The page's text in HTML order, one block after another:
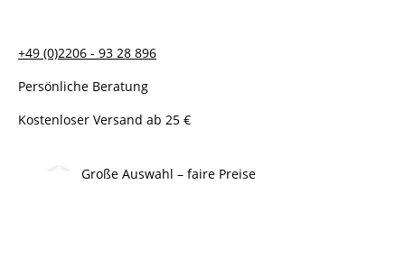
+49 (0)2206 - 93 28 896
Persönliche Beratung
Kostenloser Versand ab 25 €
Große Auswahl – faire Preise